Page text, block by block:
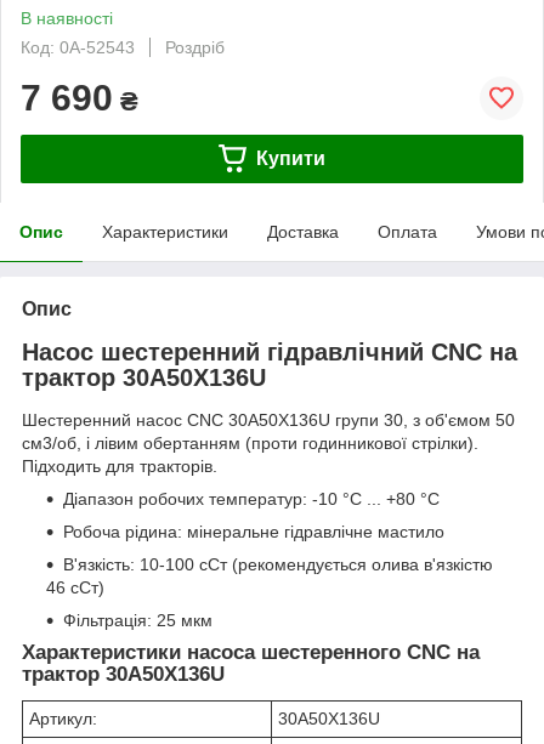
В наявності
Код: 0А-52543
Роздріб
7 690 ₴
Купити
Опис Характеристики Доставка Оплата Умови
Опис
Насос шестеренний гідравлічний CNC на
трактор 30A50X136U
Шестеренний насос CNC 30A50X136U групи 30, з об'ємом 50
см3/об, і лівим обертанням (проти годинникової стрілки).
Підходить для тракторів.
Діапазон робочих температур: -10 °C ... +80 °C
Робоча рідина: мінеральне гідравлічне мастило
В'язкість: 10-100 сСт (рекомендується олива в'язкістю
46 сСт)
Фільтрація: 25 мкм
Характеристики насоса шестеренного CNC на
трактор 30A50X136U
Артикул:
30A50X136U